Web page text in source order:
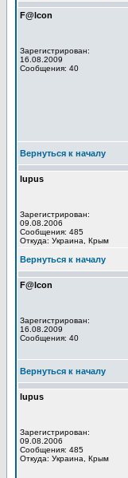
F@lcon
Зарегистрирован:
16.08.2009
Сообщения: 40
Вернуться к началу
lupus
Зарегистрирован:
09.08.2006
Сообщения: 485
Откуда: Украина, Крым
Вернуться к началу
F@lcon
Зарегистрирован:
16.08.2009
Сообщения: 40
Вернуться к началу
lupus
Зарегистрирован:
09.08.2006
Сообщения: 485
Откуда: Украина, Крым